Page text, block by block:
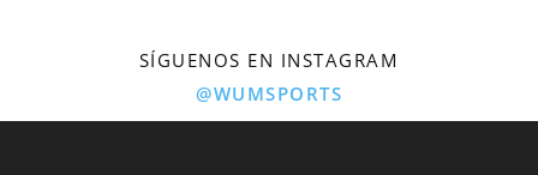
SÍGUENOS EN INSTAGRAM
@WUMSPORTS